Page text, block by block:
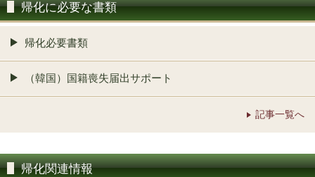
帰化に必要な書類
帰化必要書類
（韓国）国籍喪失届出サポート
記事一覧へ
帰化関連情報